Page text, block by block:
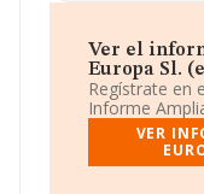
con NIF
Lorqui, Murcia.
En base a la
sobre 67.991
facturación
la media entre
de ventas en
Ver el
Europa Sl.
Regístrate en
Informe
VER